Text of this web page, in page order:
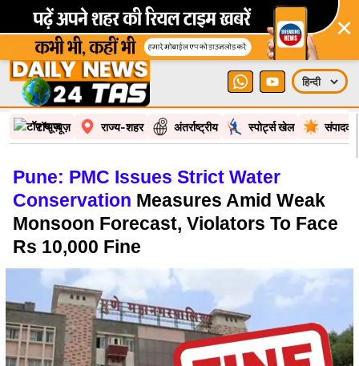
×
टॉप न्यूज़ राज्य-शहर अंतर्राष्ट्रीय स्पोर्ट्स खेल
Pune: PMC Issues Strict Water
Conservation Measures Amid Weak
Monsoon Forecast, Violators To Face
Rs 10,000 Fine